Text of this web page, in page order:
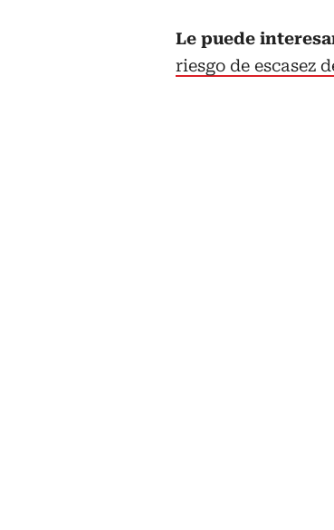
Le puede
riesgo de escasez